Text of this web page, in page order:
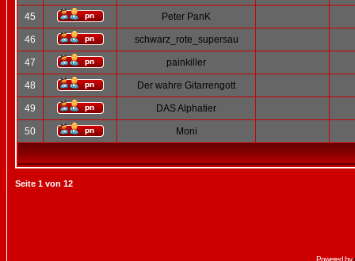
45 Peter PanK
46 schwarz_rote_supersau
47 painkiller
48 Der wahre Gitarrengott
49 DAS Alphatier
50 Moni
Seite 1 von 12
Powered by